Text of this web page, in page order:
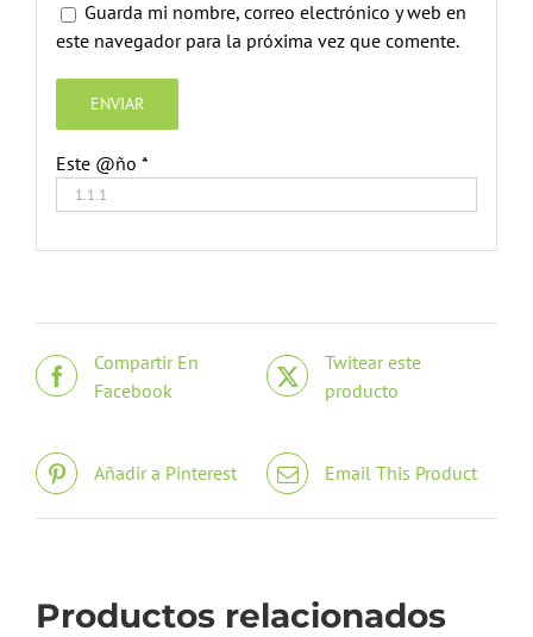
Guarda mi nombre, correo electrónico y web en
este navegador para la próxima vez que comente.
Este @ño *
Compartir En
Facebook
Twitear este
producto
Añadir a Pinterest Email This Product
Productos relacionados